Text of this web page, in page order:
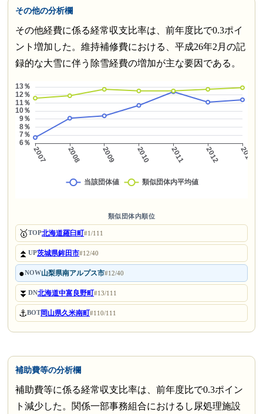
その他の分析欄
その他経費に係る経常収支比率は、前年度比で0.3ポイ
ント増加した。維持補修費における、平成26年2月の記
録的な大雪に伴う除雪経費の増加が主な要因である。
類似団体内順位
🥇TOP北海道羅臼町#1/111
⏫UP茨城県鉾田市#12/40
●NOW山梨県南アルプス市#12/40
⏬DN北海道中富良野町#13/111
⚓BOT岡山県久米南町#110/111
補助費等の分析欄
補助費等に係る経常収支比率は、前年度比で0.3ポイン
ト減少した。関係一部事務組合におけるし尿処理施設